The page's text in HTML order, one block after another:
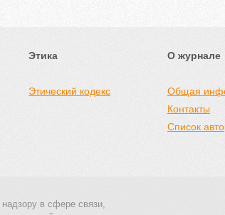
Этика
Этический кодекс
О журнале
Общая
Контакты
Список
в сфере связи,